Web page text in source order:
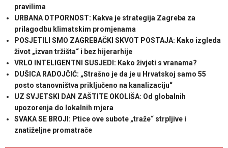
pravilima
URBANA OTPORNOST: Kakva je strategija Zagreba za
prilagodbu klimatskim promjenama
POSJETILI SMO ZAGREBAČKI SKVOT POSTAJA: Kako izgleda
život „izvan tržišta“ i bez hijerarhije
VRLO INTELIGENTNI SUSJEDI: Kako živjeti s vranama?
DUŠICA RADOJČIĆ: „Strašno je da je u Hrvatskoj samo 55
posto stanovništva priključeno na kanalizaciju“
UZ SVJETSKI DAN ZAŠTITE OKOLIŠA: Od globalnih
upozorenja do lokalnih mjera
SVAKA SE BROJI: Ptice ove subote „traže“ strpljive i
znatiželjne promatrače